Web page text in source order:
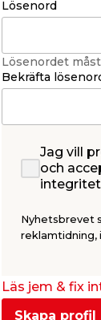
Lösenord
Lösenordet
Bekräfta
Jag vill
och
Nyhetsbrevet
reklamtidning,
Läs jem & fix
Skapa profil